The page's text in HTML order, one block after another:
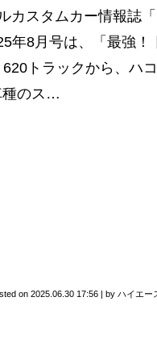
カスタムカー情報誌
年8月号は、「最強！
トラックから、ハ
種のス…
on 2025.06.30 17:56 | by ハイエー